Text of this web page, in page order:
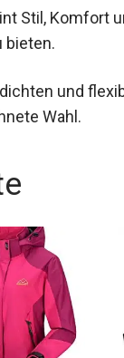
Stil, Komfort
und
Wahl.